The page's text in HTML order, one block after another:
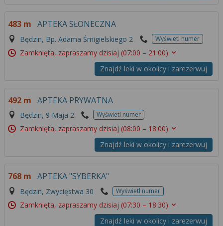
483 m APTEKA SŁONECZNA
Będzin, Bp. Adama Śmigielskiego 2 Wyświetl numer
Zamknięta, zapraszamy dzisiaj (07:00 – 21:00)
Znajdź leki w okolicy i zarezerwuj
492 m APTEKA PRYWATNA
Będzin, 9 Maja 2 Wyświetl numer
Zamknięta, zapraszamy dzisiaj (08:00 – 18:00)
Znajdź leki w okolicy i zarezerwuj
768 m APTEKA "SYBERKA"
Będzin, Zwycięstwa 30 Wyświetl numer
Zamknięta, zapraszamy dzisiaj (07:30 – 18:30)
Znajdź leki w okolicy i zarezerwuj